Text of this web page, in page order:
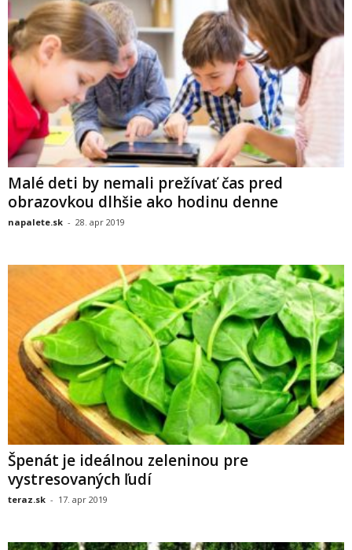
Malé deti by nemali prežívať čas pred
obrazovkou dlhšie ako hodinu denne
napalete.sk - 28. apr 2019
Špenát je ideálnou zeleninou pre
vystresovaných ľudí
teraz.sk - 17. apr 2019